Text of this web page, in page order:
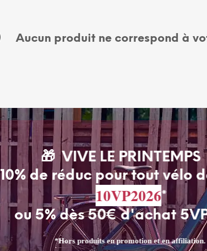
Aucun produit ne correspond à
RETOUR SOUS 14 JOURS //
GRATUITE*
🎁 VIVE LE PRINTEMPS
10% de réduc pour tout vélo
10VP2026*
ou 5% dès 50€ d'achat
*Hors produits en promotion et en affiliation.